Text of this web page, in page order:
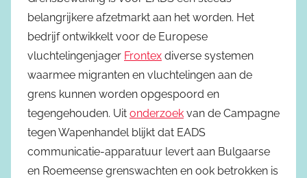
belangrijkere afzetmarkt aan het worden. Het
bedrijf ontwikkelt voor de Europese
vluchtelingenjager Frontex diverse systemen
waarmee migranten en vluchtelingen aan de
grens kunnen worden opgespoord en
tegengehouden. Uit onderzoek van de Campagne
tegen Wapenhandel blijkt dat EADS
communicatie-apparatuur levert aan Bulgaarse
en Roemeense grenswachten en ook betrokken is